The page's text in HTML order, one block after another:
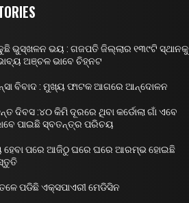
ଭୁସ୍ଖଳନ ଭୟ : ଗଜପତି ଜିଲ୍ଲାର ୧୩୯ଟି ସ୍ଥାନକୁ
ଅଞ୍ଚଳ ଭାବେ ଚିହ୍ନଟ
ବିବାଦ : ମୁଖ୍ୟ ଫାଟକ ଆଗରେ ଆନ୍ଦୋଳନ
ଦିବସ :୪୦ କିମି ଦୂରରେ ଥିବା କର୍ଡୋଲା ଗାଁ ଏବେ
ପାଇଛି ସ୍ବତନ୍ତ୍ର ପରିଚୟ
ହେବା ପରେ ଆଜିଠୁ ଘରେ ଘରେ ଆରମ୍ଭ ହୋଇଛି
ପଡିଛି ଏକ୍ସପାଏରୀ ମେଡିସିନ